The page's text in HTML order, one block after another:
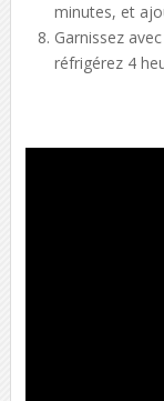
minutes, et
Garnissez
réfrigérez 4